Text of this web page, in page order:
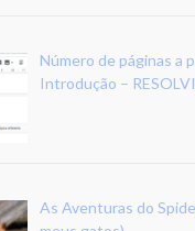
Número de páginas a
Introdução –
As Aventuras do